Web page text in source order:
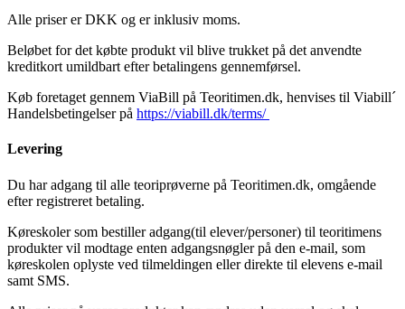
Alle priser er DKK og er inklusiv moms.
Beløbet for det købte produkt vil blive trukket på det anvendte
kreditkort umildbart efter betalingens gennemførsel.
Køb foretaget gennem ViaBill på Teoritimen.dk, henvises til Viabill´
Handelsbetingelser på https://viabill.dk/terms/
Levering
Du har adgang til alle teoriprøverne på Teoritimen.dk, omgående
efter registreret betaling.
Køreskoler som bestiller adgang(til elever/personer) til teoritimens
produkter vil modtage enten adgangsnøgler på den e-mail, som
køreskolen oplyste ved tilmeldingen eller direkte til elevens e-mail
samt SMS.